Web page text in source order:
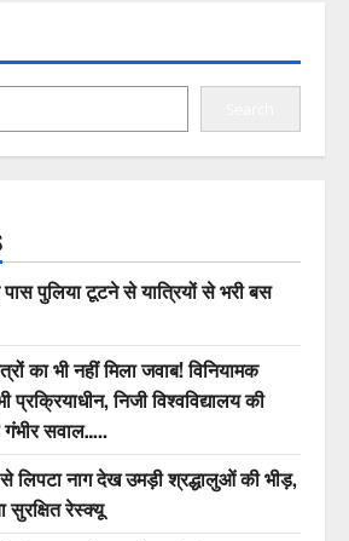
पुलिया टूटने से यात्रियों से भरी बस
का भी नहीं मिला जवाब! विनियामक
निजी विश्वविद्यालय की
गंभीर सवाल…..
लिपटा नाग देख उमड़ी श्रद्धालुओं की भीड़,
सुरक्षित रेस्क्यू